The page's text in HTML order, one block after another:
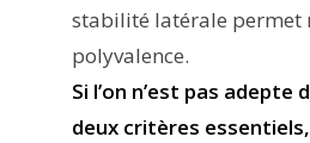
stabilité latérale permet
polyvalence.
Si l’on n’est pas
deux critères